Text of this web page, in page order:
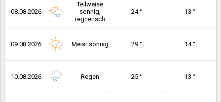
08.08.2026
Teilweise
sonnig,
regnerisch
24 ° 13 °
09.08.2026 Meist sonnig 29 ° 14 °
10.08.2026 Regen 25 ° 13 °